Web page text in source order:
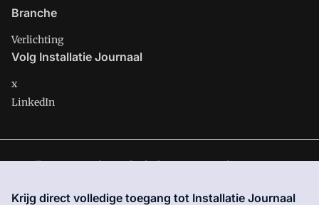
Branche
Verlichting
Volg Installatie Journaal
x
LinkedIn
Installatie Journaal is onderdeel van VMN media. Lees inons
site zijn de volgende regelingen van toepassing:Algemene
Krijg direct volledige toegang tot Installatie Journaal